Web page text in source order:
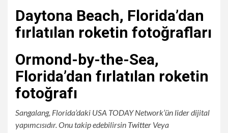
Daytona Beach, Florida’dan
fırlatılan roketin fotoğrafları
Ormond-by-the-Sea,
Florida’dan fırlatılan roketin
fotoğrafı
Sangalang, Florida’daki USA TODAY Network’ün lider dijital
yapımcısıdır. Onu takip edebilirsin Twitter Veya